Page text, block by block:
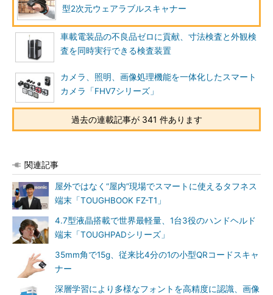
型2次元ウェアラブルスキャナー
車載電装品の不良品ゼロに貢献、寸法検査と外観検
査を同時実行できる検査装置
カメラ、照明、画像処理機能を一体化したスマート
カメラ「FHV7シリーズ」
過去の連載記事が 341 件あります
関連記事
屋外ではなく“屋内”現場でスマートに使えるタフネス
端末「TOUGHBOOK FZ-T1」
4.7型液晶搭載で世界最軽量、1台3役のハンドヘルド
端末「TOUGHPADシリーズ」
35mm角で15g、従来比4分の1の小型QRコードスキャ
ナー
深層学習により多様なフォントを高精度に認識、画像